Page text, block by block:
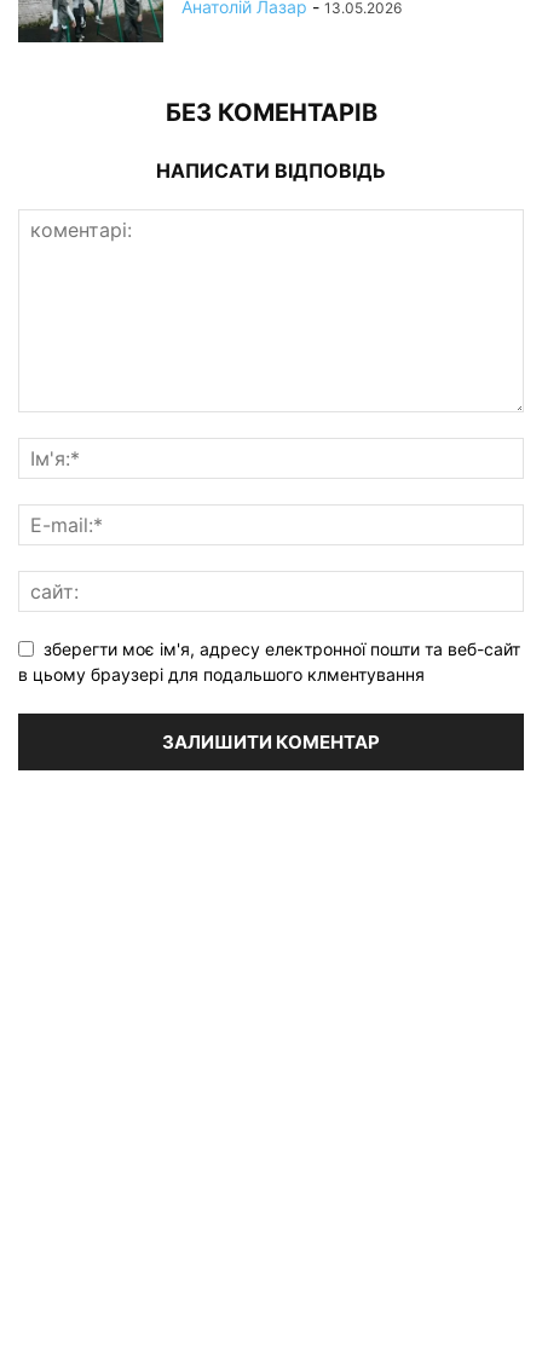
Анатолій Лазар - 13.05.2026
БЕЗ КОМЕНТАРІВ
НАПИСАТИ ВІДПОВІДЬ
зберегти моє ім'я, адресу електронної пошти та веб-сайт
в цьому браузері для подальшого клментування